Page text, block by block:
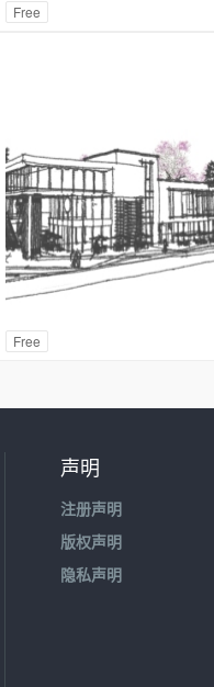
Free
Free
声明
注册声明
版权声明
隐私声明